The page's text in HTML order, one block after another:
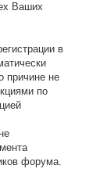
Ваших
в
причине не
по
форума.